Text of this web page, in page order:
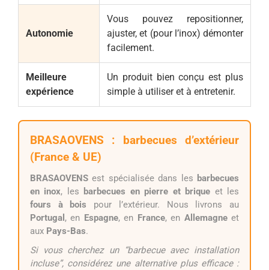
Autonomie
Vous pouvez repositionner,
ajuster, et (pour l’inox) démonter
facilement.
Meilleure
expérience
Un produit bien conçu est plus
simple à utiliser et à entretenir.
BRASAOVENS : barbecues d’extérieur
(France & UE)
BRASAOVENS est spécialisée dans les barbecues
en inox, les barbecues en pierre et brique et les
fours à bois pour l’extérieur. Nous livrons au
Portugal , en Espagne, en France, en Allemagneet
aux Pays-Bas.
Si vous cherchez un “barbecue avec installation
incluse”, considérez une alternative plus efficace :